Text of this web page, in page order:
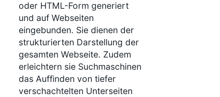
oder HTML-Form generiert
und auf Webseiten
eingebunden. Sie dienen der
strukturierten Darstellung der
gesamten Webseite. Zudem
erleichtern sie Suchmaschinen
das Auffinden von tiefer
verschachtelten Unterseiten